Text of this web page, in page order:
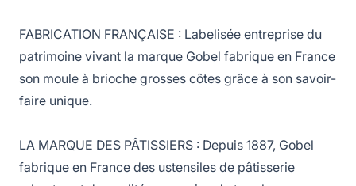
FABRICATION FRANÇAISE : Labelisée entreprise du
patrimoine vivant la marque Gobel fabrique en France
son moule à brioche grosses côtes grâce à son savoir-
faire unique.
LA MARQUE DES PÂTISSIERS : Depuis 1887, Gobel
fabrique en France des ustensiles de pâtisserie